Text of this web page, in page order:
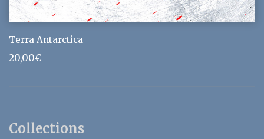
Collections
Terra Antarctica
20,00€